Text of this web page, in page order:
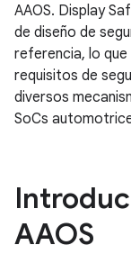
AAOS. Display
de diseño de
referencia, lo que
requisitos de
diversos
SoCs
AAOS